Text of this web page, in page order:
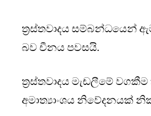
ත්‍රස්තවාදය සම්බන්ධයෙන්
බව චීනය පවසයි.
ත්‍රස්තවාදය මැඬලීමේ
අමාත්‍යාංශය නිවේදනයක්